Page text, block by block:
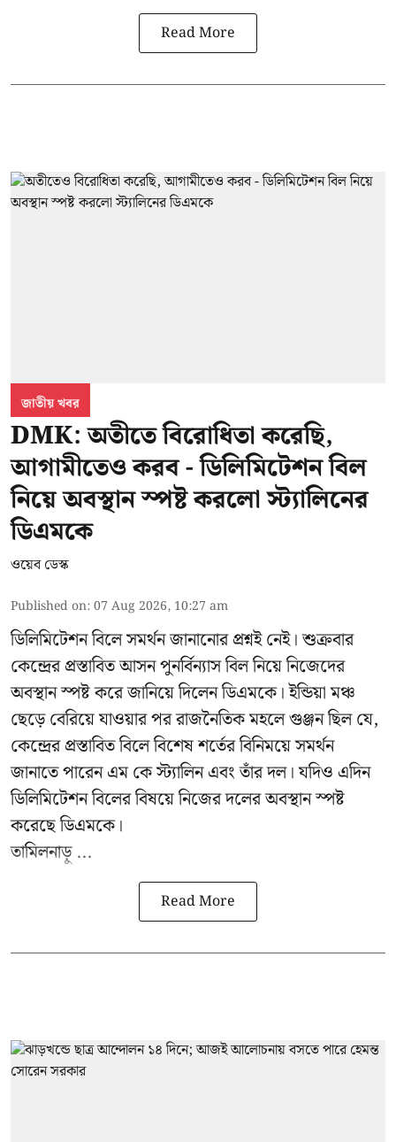
Read More
জাতীয় খবর
DMK: অতীতে বিরোধিতা করেছি,
আগামীতেও করব - ডিলিমিটেশন বিল
নিয়ে অবস্থান স্পষ্ট করলো স্ট্যালিনের
ডিএমকে
ওয়েব ডেস্ক
Published on:07 Aug 2026, 10:27 am
ডিলিমিটেশন বিলে সমর্থন জানানোর প্রশ্নই নেই। শুক্রবার
কেন্দ্রের প্রস্তাবিত আসন পুনর্বিন্যাস বিল নিয়ে নিজেদের
অবস্থান স্পষ্ট করে জানিয়ে দিলেন ডিএমকে। ইন্ডিয়া মঞ্চ
ছেড়ে বেরিয়ে যাওয়ার পর রাজনৈতিক মহলে গুঞ্জন ছিল যে,
কেন্দ্রের প্রস্তাবিত বিলে বিশেষ শর্তের বিনিময়ে সমর্থন
জানাতে পারেন এম কে স্ট্যালিন এবং তাঁর দল। যদিও এদিন
ডিলিমিটেশন বিলের বিষয়ে নিজের দলের অবস্থান স্পষ্ট
করেছে ডিএমকে।
তামিলনাড়ু ...
Read More